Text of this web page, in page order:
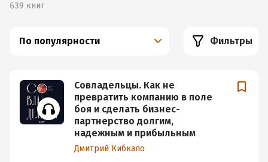
639 книг
По популярности Фильтры
Совладельцы. Как не
превратить компанию в поле
боя и сделать бизнес-
партнерство долгим,
надежным и прибыльным
Дмитрий Кибкало